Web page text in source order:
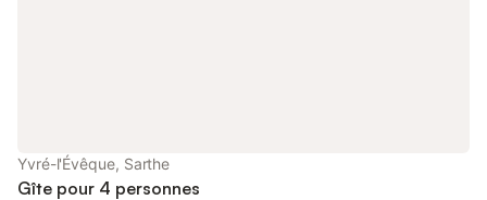
Yvré-l'Évêque, Sarthe
Gîte pour 4 personnes